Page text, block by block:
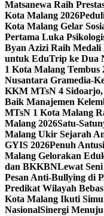
Matsanewa Raih
Kota Malang 2026
Kota Malang Gelar
Pertama Luka
Byan Azizi Raih Medali
untuk EduTrip ke Dua
1 Kota Malang
Nusantara Gramedia-
KKM MTsN 4
Baik Manajemen
MTsN 1 Kota Malang
Malang 2026Satu-
Malang Ukir Sejarah
GYIS 2026Penuh
Malang Gelorakan
dan BKKBNLewat
Pesan Anti-Bullying di
Predikat Wilayah
Kota Malang Ikuti
NasionalSinergi